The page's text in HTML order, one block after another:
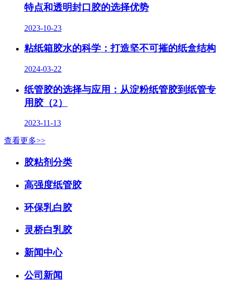
特点和透明封口胶的选择优势
2023-10-23
粘纸箱胶水的科学：打造坚不可摧的纸盒结构
2024-03-22
纸管胶的选择与应用：从淀粉纸管胶到纸管专
用胶（2）
2023-11-13
查看更多>>
胶粘剂分类
高强度纸管胶
环保乳白胶
灵桥白乳胶
新闻中心
公司新闻